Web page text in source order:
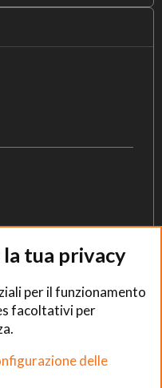
2018 − 2026
di contenuti e
tua privacy
per il funzionamento
facoltativi per
delle